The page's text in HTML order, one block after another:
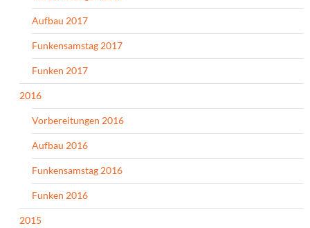
Aufbau 2017
Funkensamstag 2017
Funken 2017
2016
Vorbereitungen 2016
Aufbau 2016
Funkensamstag 2016
Funken 2016
2015